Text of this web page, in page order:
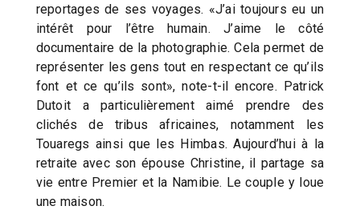
reportages de ses voyages. «J’ai toujours eu un
intérêt pour l’être humain. J’aime le côté
documentaire de la photographie. Cela permet de
représenter les gens tout en respectant ce qu’ils
font et ce qu’ils sont», note-t-il encore. Patrick
Dutoit a particulièrement aimé prendre des
clichés de tribus africaines, notamment les
Touaregs ainsi que les Himbas. Aujourd’hui à la
retraite avec son épouse Christine, il partage sa
vie entre Premier et la Namibie. Le couple y loue
une maison.